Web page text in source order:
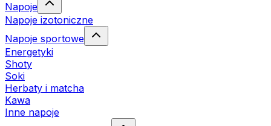
Napoje
Napoje izotoniczne
Napoje sportowe
Energetyki
Shoty
Soki
Herbaty i matcha
Kawa
Inne napoje